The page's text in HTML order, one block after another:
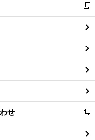
閉
る
新
し
い
ウ
ィ
ン
ド
ウ
で
開
く
せ
新
し
い